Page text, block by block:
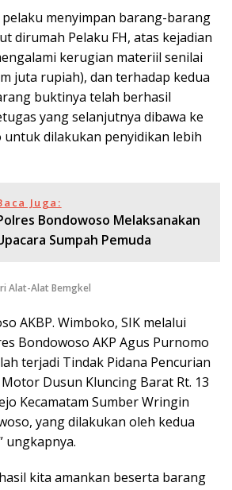
pelaku menyimpan barang-barang
dirumah Pelaku FH, atas kejadian
kerugian materiil senilai
juta rupiah), dan terhadap kedua
buktinya telah berhasil
yang selanjutnya dibawa ke
untuk dilakukan penyidikan lebih
Juga:
Bondowoso Melaksanakan
Sumpah Pemuda
Alat-Alat Bemgkel
AKBP. Wimboko, SIK melalui
Bondowoso AKP Agus Purnomo
terjadi Tindak Pidana Pencurian
Dusun Kluncing Barat Rt. 13
Kecamatam Sumber Wringin
yang dilakukan oleh kedua
ungkapnya.
kita amankan beserta barang